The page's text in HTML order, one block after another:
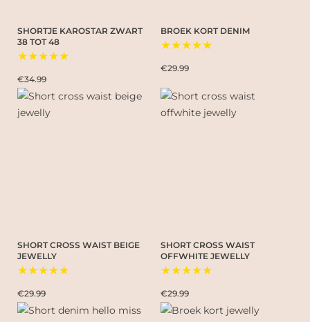
SHORTJE KAROSTAR ZWART
38 TOT 48
★★★★★
€34.99
BROEK KORT DENIM
★★★★★
€29.99
SHORT CROSS WAIST BEIGE
JEWELLY
★★★★★
€29.99
SHORT CROSS WAIST
OFFWHITE JEWELLY
★★★★★
€29.99